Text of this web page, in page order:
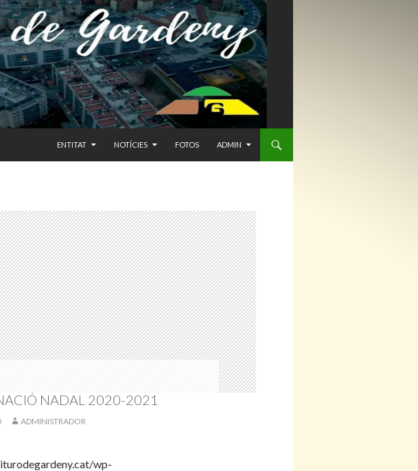
ENTITAT
NOTÍCIES FOTOS ADMIN
NADAL 2020-2021
ADMINISTRADOR
wp-